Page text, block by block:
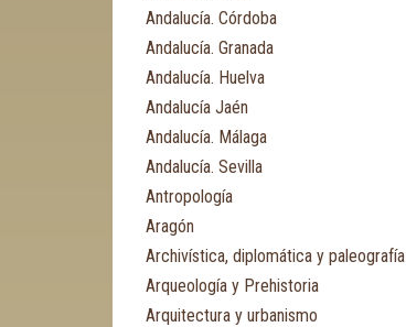
Andalucía. Córdoba
Andalucía. Granada
Andalucía. Huelva
Andalucía Jaén
Andalucía. Málaga
Andalucía. Sevilla
Antropología
Aragón
Archivística, diplomática y paleografía
Arqueología y Prehistoria
Arquitectura y urbanismo